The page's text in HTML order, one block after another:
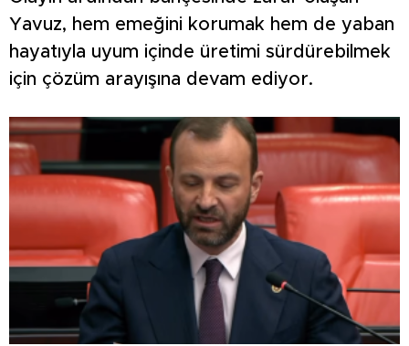
Yavuz, hem emeğini korumak hem de yaban
hayatıyla uyum içinde üretimi sürdürebilmek
için çözüm arayışına devam ediyor.